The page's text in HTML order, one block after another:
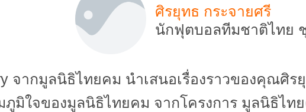
ศิรยุทธ กระจายศรี
นักฟุตบอลทีมชาติไทย
จากมูลนิธิไทยคม นำเสนอเรื่องราวของคุณศิ
ภูมิใจของมูลนิธิไทยคม จากโครงการ มูลนิธิไ